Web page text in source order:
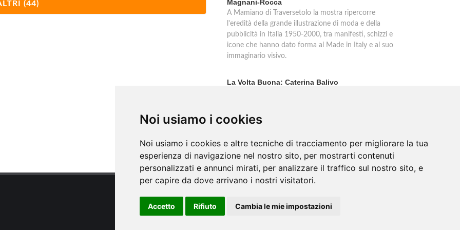
Noi usiamo i cookies
Noi usiamo i cookies e altre tecniche di tracciamento per migliorare la tua
esperienza di navigazione nel nostro sito, per mostrarti contenuti
personalizzati e annunci mirati, per analizzare il traffico sul nostro sito, e
per capire da dove arrivano i nostri visitatori.
Accetto Rifiuto Cambia le mie impostazioni
(44)
Magnani-Rocca
A Mamiano di Traversetolo la mostra ripercorre
l'eredità della grande illustrazione di moda e della
pubblicità in Italia 1950-2000, tra manifesti, schizzi e
icone che hanno dato forma al Made in Italy e al suo
immaginario visivo.
La Volta Buona: Caterina Balivo
intrattenimento nel programma pomeridiano di Rai 1,
in onda dalle 14:00 alle 16:00.
Outlet /